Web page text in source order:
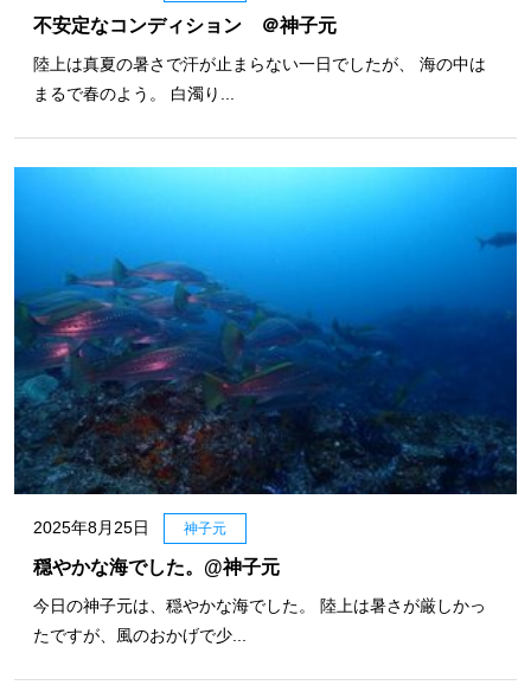
不安定なコンディション ＠神子元
陸上は真夏の暑さで汗が止まらない一日でしたが、 海の中は
まるで春のよう。 白濁り...
2025年8月25日 神子元
穏やかな海でした。@神子元
今日の神子元は、穏やかな海でした。 陸上は暑さが厳しかっ
たですが、風のおかげで少...